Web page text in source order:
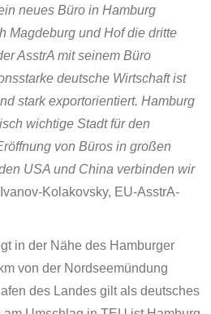
neues Büro in Hamburg
Magdeburg und Hof die dritte
AsstrA mit seinem Büro
deutsche Wirtschaft ist
stark exportorientiert. Hamburg
wichtige Stadt für den
von Büros in großen
USA und China verbinden wir
Kolakovsky, EU-AsstrA-
in der Nähe des Hamburger
von der Nordseemündung
des Landes gilt als deutsches